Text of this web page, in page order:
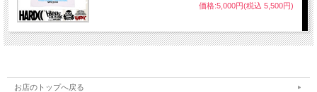
価格:5,000円(税込 5,500円)
お店のトップへ戻る